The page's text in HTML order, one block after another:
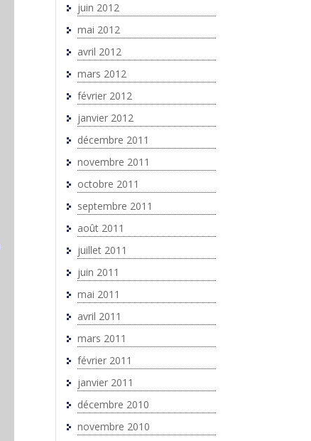
juin 2012
mai 2012
avril 2012
mars 2012
février 2012
janvier 2012
décembre 2011
novembre 2011
octobre 2011
septembre 2011
août 2011
juillet 2011
juin 2011
mai 2011
avril 2011
mars 2011
février 2011
janvier 2011
décembre 2010
novembre 2010